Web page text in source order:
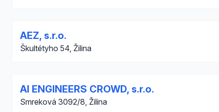
AEZ, s.r.o.
Škultétyho 54, Žilina
AI ENGINEERS CROWD, s.r.o.
Smreková 3092/8, Žilina